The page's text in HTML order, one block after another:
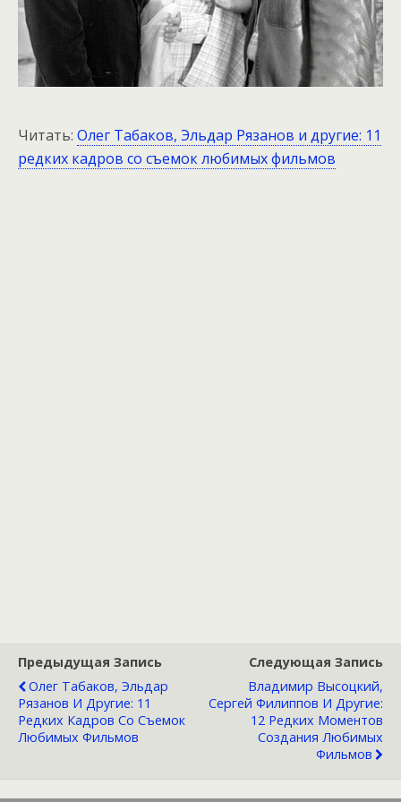
Читать: Олег Табаков, Эльдар Рязанов и другие: 11
редких кадров со съемок любимых фильмов
Предыдущая Запись
Олег Табаков, Эльдар
Рязанов И Другие: 11
Редких Кадров Со Съемок
Любимых Фильмов
Следующая Запись
Владимир Высоцкий,
Сергей Филиппов И Другие:
12 Редких Моментов
Создания Любимых
Фильмов